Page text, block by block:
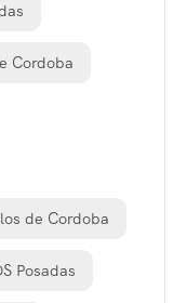
Cordoba
de Cordoba
Posadas